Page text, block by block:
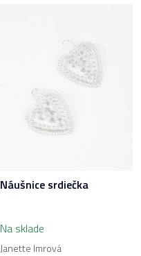
Náušnice srdiečka
Na sklade
Janette Imrová